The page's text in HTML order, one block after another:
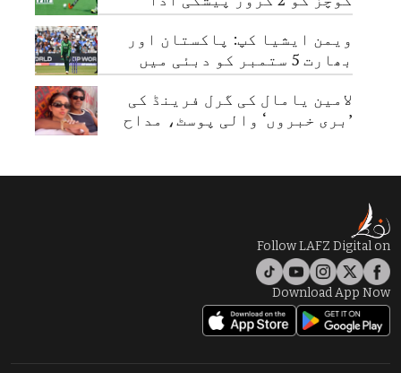
ویمن ایشیا کپ: پاکستان اور
بھارت 5 ستمبر کو دبئی میں
مدمقابل ہوں گے
لامین یامال کی گرل فرینڈ کی
’بری خبروں‘ والی پوسٹ، مداح
Follow LAFZ Digital on
Download App Now